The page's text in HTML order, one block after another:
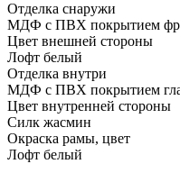
Отделка снаружи
МДФ с ПВХ покрытием
Цвет внешней стороны
Лофт белый
Отделка внутри
МДФ с ПВХ покрытием
Цвет внутренней стороны
Силк жасмин
Окраска рамы, цвет
Лофт белый